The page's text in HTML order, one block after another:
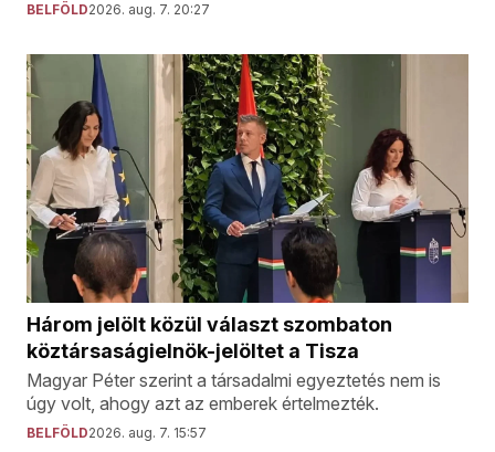
BELFÖLD2026. aug. 7. 20:27
Három jelölt közül választ szombaton
köztársaságielnök-jelöltet a Tisza
Magyar Péter szerint a társadalmi egyeztetés nem is
úgy volt, ahogy azt az emberek értelmezték.
BELFÖLD2026. aug. 7. 15:57